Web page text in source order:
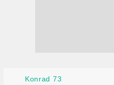
Konrad 73